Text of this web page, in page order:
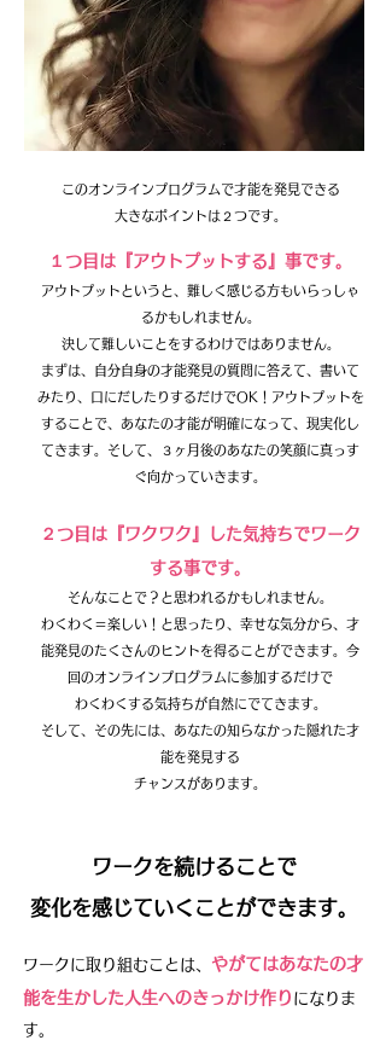
このオンラインプログラムで才能を発見できる
大きなポイントは２つです。
１つ目は『アウトプットする』事です。
アウトプットというと、難しく感じる方もいらっしゃ
るかもしれません。
決して難しいことをするわけではありません。
まずは、自分自身の才能発見の質問に答えて、 書いて
みたり、口にだしたりするだけでOK！ アウトプットを
することで、あなたの才能が明確になって、現実化し
てきます。そして、
３ヶ月後のあなたの笑顔に真っす
ぐ向かっていきます。
２つ目は『ワクワク』した気持ちでワーク
する事です。
そんなことで？と思われるかもしれません。
わくわく＝楽しい！と思ったり、幸せな気分から、 才
能発見のたくさんのヒントを得ることができます。 ​今
回のオンラインプログラムに参加するだけで
わくわくする気持ちが自然にでてきます。
そして、その先には、あなたの知らなかった 隠れた才
能を発見する
チャンスがあります。
ワークを続けることで
変化を感じていくことができます。
ワークに取り組むことは、 やがてはあなたの才
能を生かした人生へのきっかけ作り になりま
す。